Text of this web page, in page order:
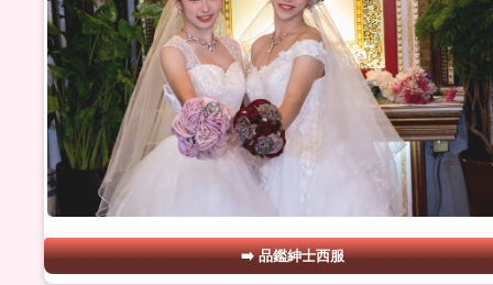
品鑑紳士西服